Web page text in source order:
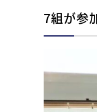
7組が参